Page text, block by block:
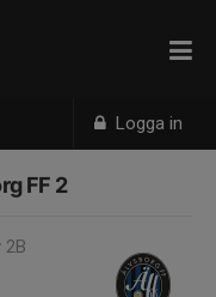
Logga in
FF 2
2B